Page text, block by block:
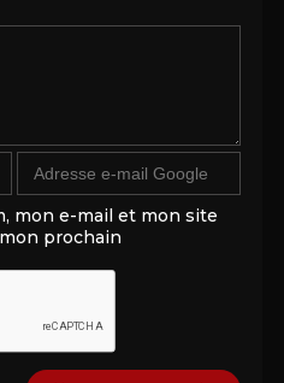
mon e-mail et mon site
prochain